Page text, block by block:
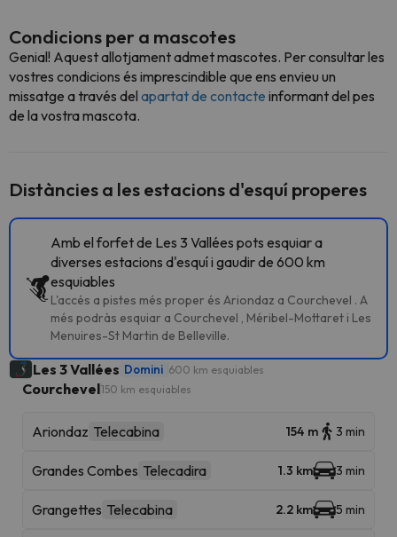
Condicions per a mascotes
Genial! Aquest allotjament admet mascotes. Per consultar les
vostres condicions és imprescindible que ens envieu un
missatge a través del apartat de contacte informant del pes
de la vostra mascota.
Distàncies a les estacions d'esquí properes
Amb el forfet de Les 3 Vallées pots esquiar a
diverses estacions d'esquí i gaudir de 600 km
esquiables
L'accés a pistes més proper és Ariondaz a Courchevel . A
més podràs esquiar a Courchevel , Méribel-Mottaret i Les
Menuires-St Martin de Belleville.
Les 3 Vallées Domini 600 km esquiables
Courchevel150 km esquiables
Ariondaz Telecabina 154 m 3 min
Grandes Combes Telecadira 1.3 km 3 min
Grangettes Telecabina 2.2 km 5 min